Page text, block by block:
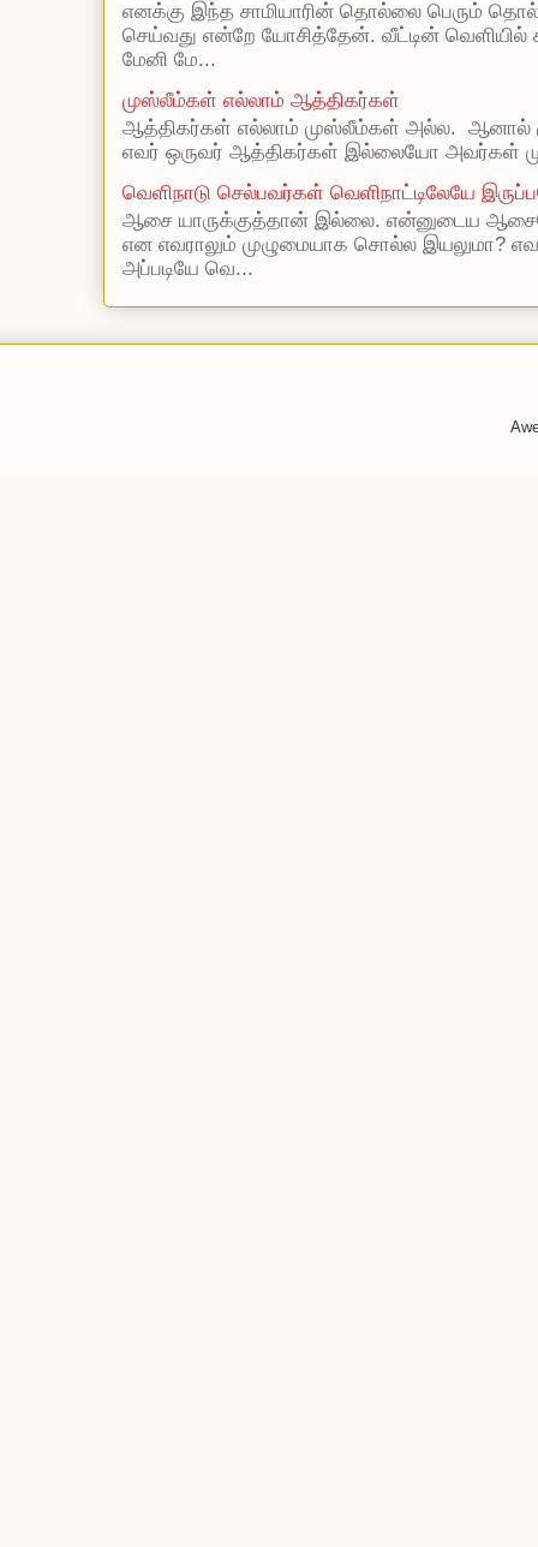
எனக்கு இந்த சாமியாரின் தொல்லை பெரும்
செய்வது என்றே யோசித்தேன். வீட்டின்
மேனி மே...
முஸ்லீம்கள் எல்லாம் ஆத்திகர்கள்
ஆத்திகர்கள் எல்லாம் முஸ்லீம்கள் அல்ல. ஆனால்
எவர் ஒருவர் ஆத்திகர்கள் இல்லையோ அவர்கள்
வெளிநாடு செல்பவர்கள் வெளிநாட்டிலேயே
ஆசை யாருக்குத்தான் இல்லை. என்னுடைய
என எவராலும் முழுமையாக சொல்ல இயலுமா?
அப்படியே வெ...